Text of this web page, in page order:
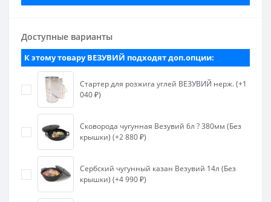
Доступные варианты
К этому товару ВЕЗУВИЙ подходят доп.опции:
Стартер для розжига углей ВЕЗУВИЙ нерж. (+1
040 ₽)
Сковорода чугунная Везувий 6л ? 380мм (Без
крышки) (+2 880 ₽)
Сербский чугунный казан Везувий 14л (Без
крышки) (+4 990 ₽)